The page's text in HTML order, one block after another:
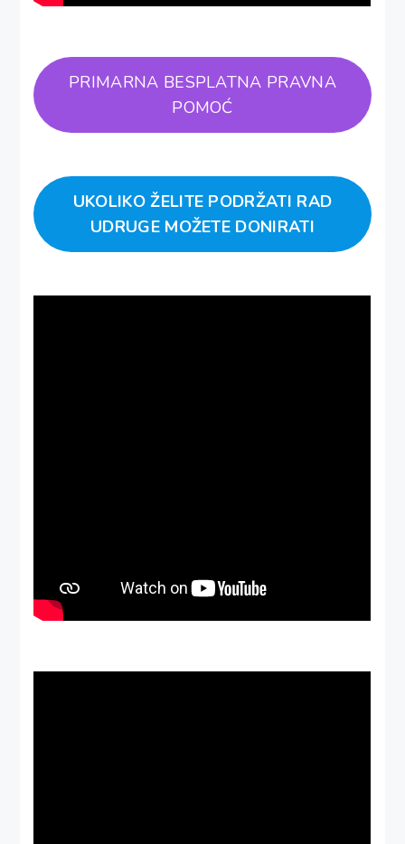
PRIMARNA BESPLATNA PRAVNA
POMOĆ
UKOLIKO ŽELITE PODRŽATI RAD
UDRUGE MOŽETE DONIRATI